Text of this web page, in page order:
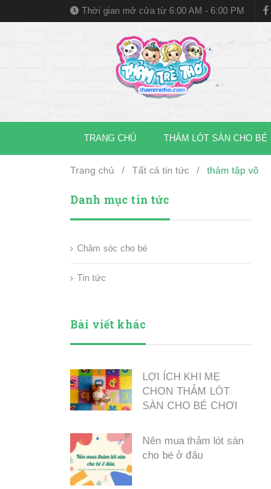
Thời gian mở cửa từ 6:00 AM - 6:00 PM
TRANG CHỦ THẢM LÓT SÀN CHO BÉ
Trang chủ / Tất cả tin tức / thảm tập võ
Danh mục tin tức
Chăm sóc cho bé
Tin tức
Bài viết khác
LỢI ÍCH KHI MẸ
CHON THẢM LÓT
SÀN CHO BÉ CHƠI
Nên mua thảm lót sàn
cho bé ở đâu